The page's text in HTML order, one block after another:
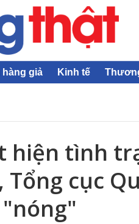
giả Kinh tế
hiện tình
Tổng cục